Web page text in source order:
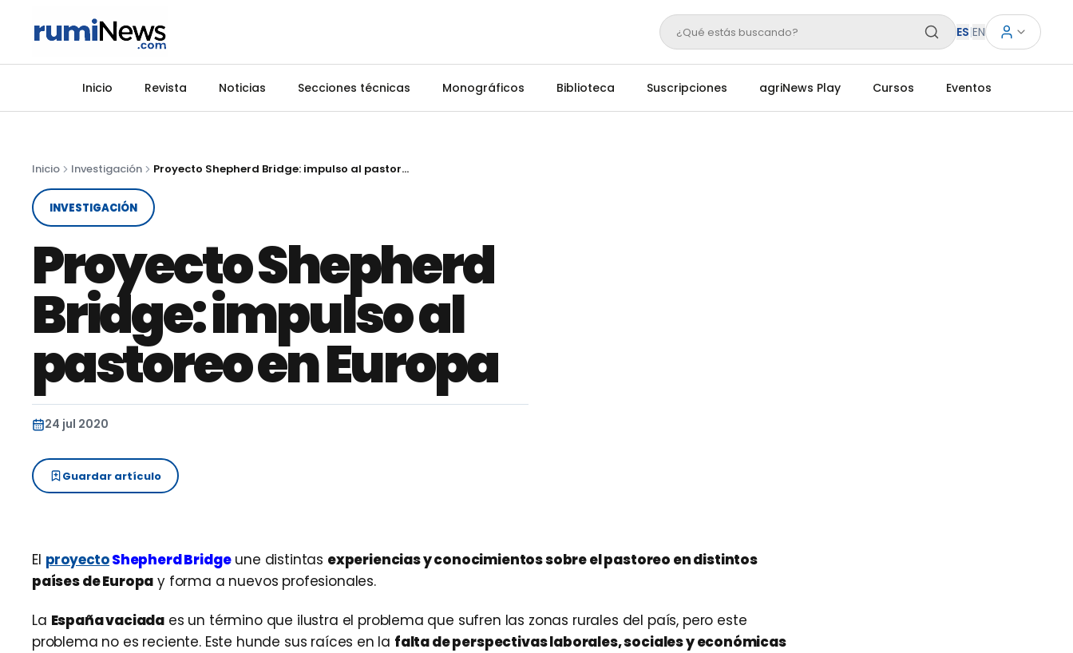
¿Qué estás buscando? ES|EN
Inicio Revista Noticias Secciones técnicas Monográficos Biblioteca Suscripciones agriNews Play Cursos Eventos
Inicio Investigación Proyecto Shepherd Bridge: impulso al pastoreo en Europa
INVESTIGACIÓN
Proyecto Shepherd
Bridge: impulso al
pastoreo en Europa
24 jul 2020
Guardar artículo
El proyectoShepherd Bridge une distintas experiencias y conocimientos sobre el pastoreo en distintos
países de Europa y forma a nuevos profesionales.
La España vaciada es un término que ilustra el problema que sufren las zonas rurales del país, pero este
problema no es reciente. Este hunde sus raíces en la falta de perspectivas laborales, sociales y económicas